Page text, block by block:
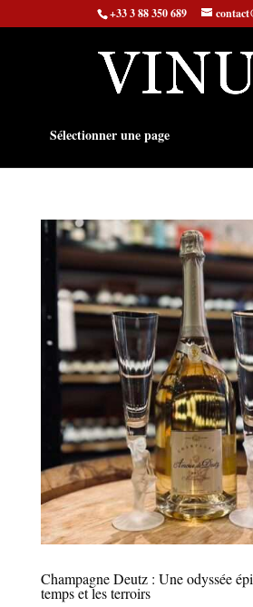
+33 3 88 350 689
Sélectionner une page
Champagne Deutz : Une odyssée
temps et les terroirs